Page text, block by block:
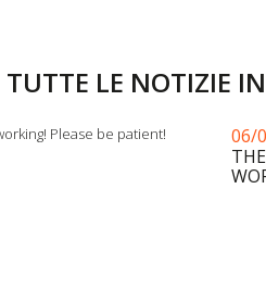
TUTTE LE NOTIZIE
06/